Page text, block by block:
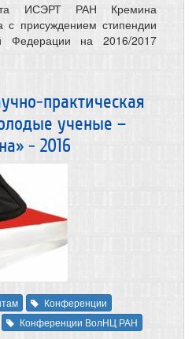
ИСЭРТ РАН Кремина
с присуждением стипендии
Федерации на 2016/2017
практическая
ученые –
- 2016
Конференции
Конференции ВолНЦ РАН